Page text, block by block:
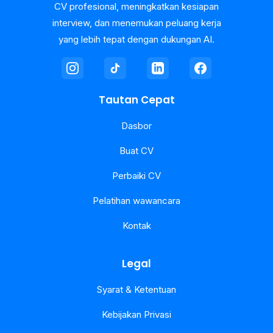
CV profesional, meningkatkan kesiapan
interview, dan menemukan peluang kerja
yang lebih tepat dengan dukungan AI.
Tautan Cepat
Dasbor
Buat CV
Perbaiki CV
Pelatihan wawancara
Kontak
Legal
Syarat & Ketentuan
Kebijakan Privasi